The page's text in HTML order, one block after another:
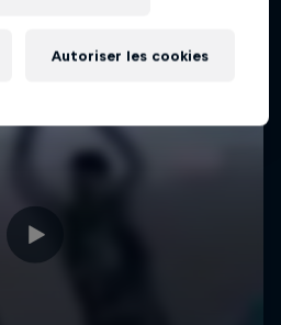
Autoriser les cookies